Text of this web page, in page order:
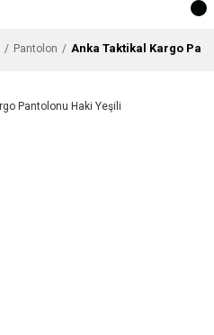
Pantolon Anka Taktikal Kargo